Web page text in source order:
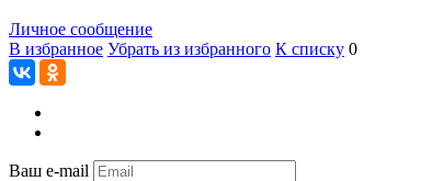
Личное сообщение
В избранное Убрать из избранного К списку 0
Ваш e-mail